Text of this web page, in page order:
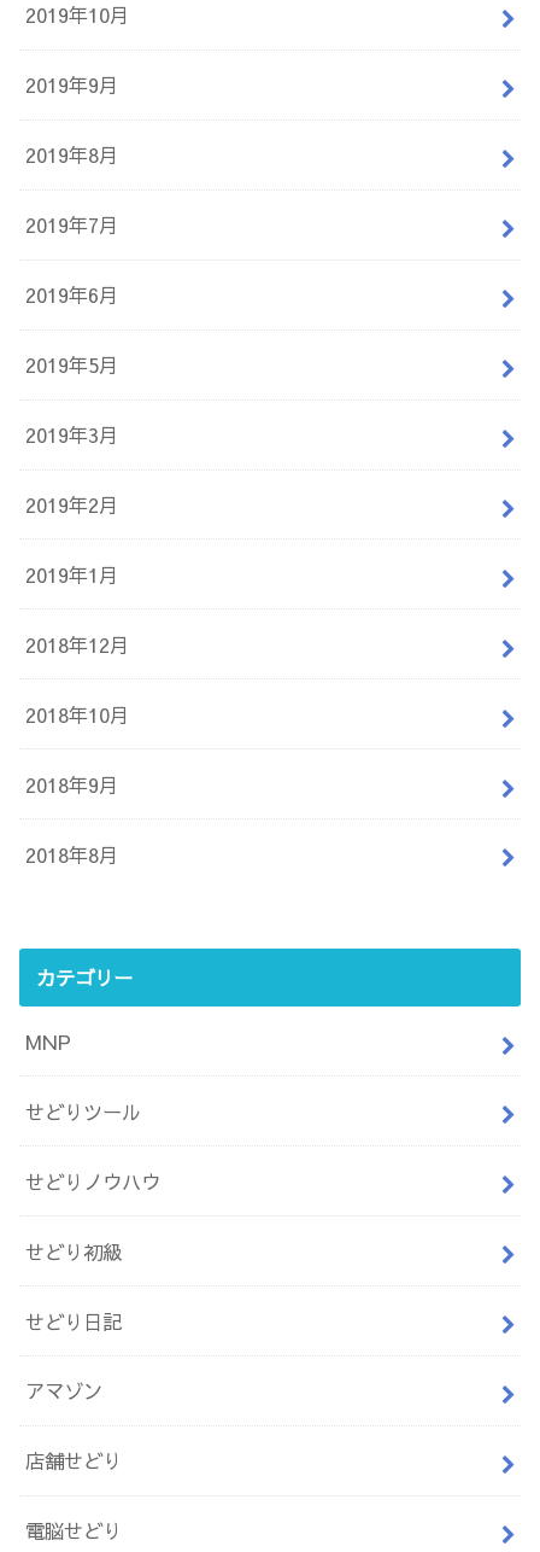
2019年10月
2019年9月
2019年8月
2019年7月
2019年6月
2019年5月
2019年3月
2019年2月
2019年1月
2018年12月
2018年10月
2018年9月
2018年8月
カテゴリー
MNP
せどりツール
せどりノウハウ
せどり初級
せどり日記
アマゾン
店舗せどり
電脳せどり